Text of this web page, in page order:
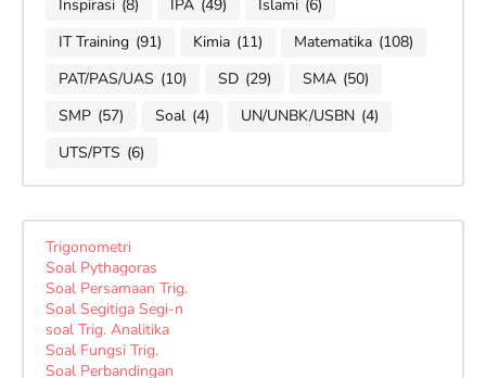
Inspirasi (8) IPA (49) Islami (6)
IT Training (91) Kimia (11) Matematika (108)
PAT/PAS/UAS (10) SD (29) SMA (50)
SMP (57) Soal (4) UN/UNBK/USBN (4)
UTS/PTS (6)
Trigonometri
Soal Pythagoras
Soal Persamaan Trig.
Soal Segitiga Segi-n
soal Trig. Analitika
Soal Fungsi Trig.
Soal Perbandingan